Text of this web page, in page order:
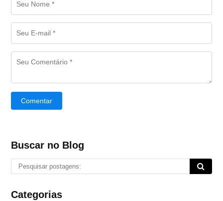
Comentar
Buscar no Blog
Categorias